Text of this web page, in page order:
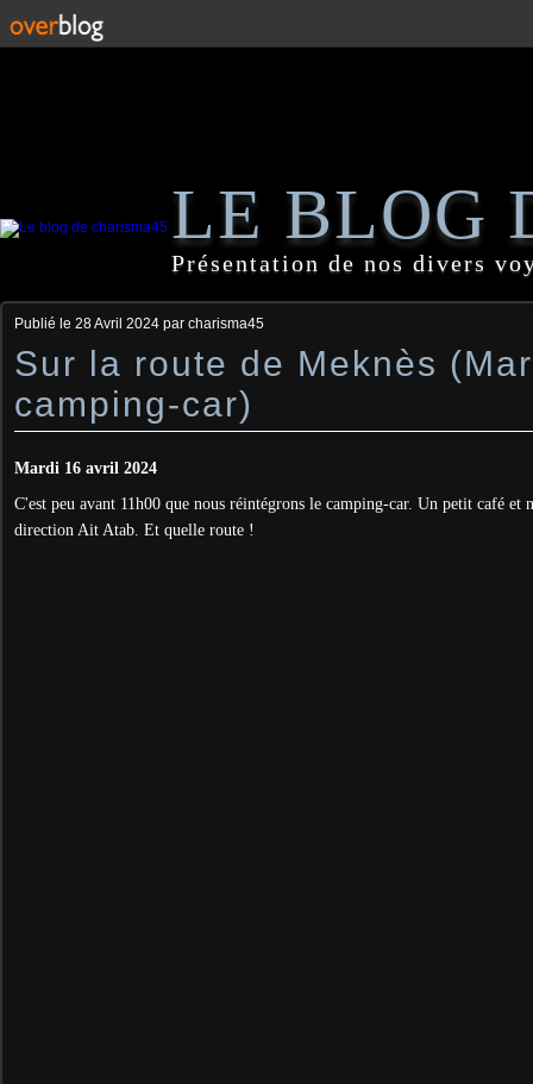
LE BLOG
Présentation de nos divers
Publié le 28 Avril 2024 par charisma45
Sur la route de Meknès
camping-car)
Mardi 16 avril 2024
C'est peu avant 11h00 que nous réintégrons le camping-car. Un petit café et
direction Ait Atab. Et quelle route !